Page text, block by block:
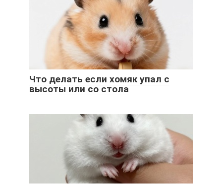
Что делать если хомяк упал с
высоты или со стола